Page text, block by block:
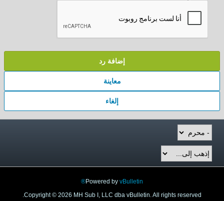
إضافة رد
معاينة
إلغاء
Powered by vBulletin®
Copyright © 2026 MH Sub I, LLC dba vBulletin. All rights reserved.